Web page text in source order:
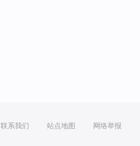
联系我们 站点地图 网络举报